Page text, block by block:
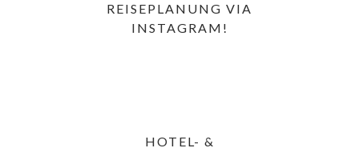
REISEPLANUNG VIA
INSTAGRAM!
HOTEL- &